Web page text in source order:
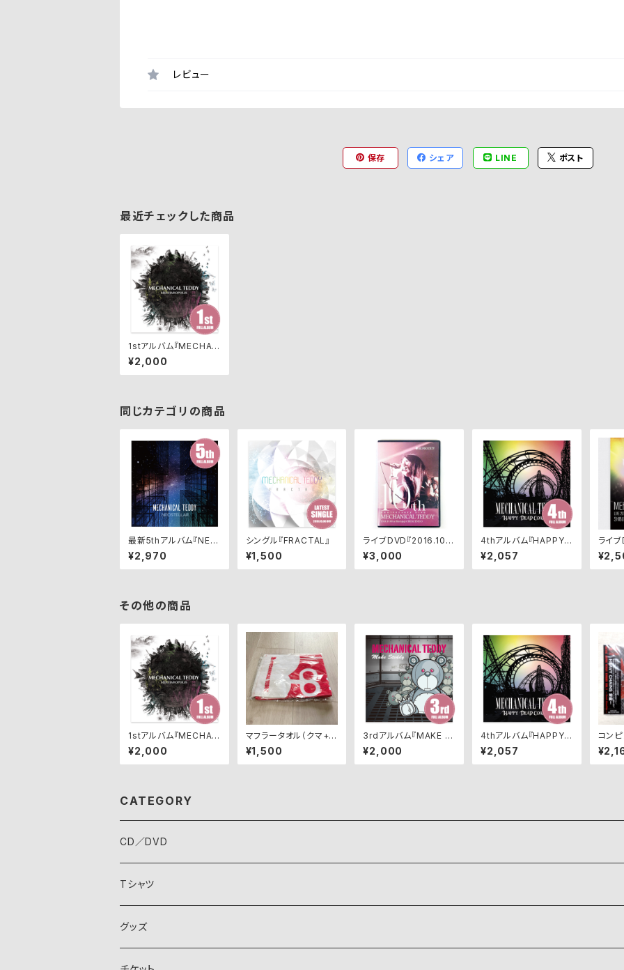
レビュー
保存 シェア LINE ポスト
最近チェックした商品
1stアルバム『MECHAR
OPOLIS』
¥2,000
同じカテゴリの商品
最新5thアルバム『NEO
STELLAR』
¥2,970
シングル『FRACTAL』
¥1,500
ライブDVD『2016.10.0
8 10th ANNIVERSAR
Y ONE MAN LIVE』
¥3,000
4thアルバム『HAPPY
DEAD COASTER』
¥2,057
ライ
0
A O-
その他の商品
1stアルバム『MECHAR
OPOLIS』
¥2,000
マフラータオル（クマ+ロ
ゴ）
¥1,500
3rdアルバム『MAKE S
TEDDY』
¥2,000
4thアルバム『HAPPY
DEAD COASTER』
¥2,057
コン
ム『
AVY
CATEGORY
CD／DVD
Tシャツ
グッズ